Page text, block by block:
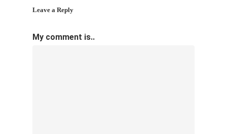
Leave a Reply
My comment is..